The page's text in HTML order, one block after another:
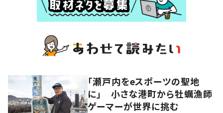
「瀬戸内をeスポーツの聖地
に」 小さな港町から牡蠣漁師
ゲーマーが世界に挑む